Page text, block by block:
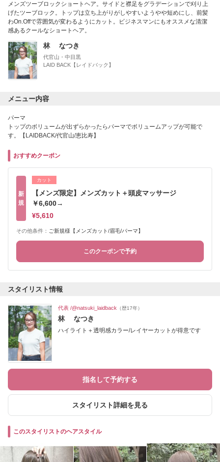
メンズツーブロックショートヘア。サイドと襟足をグラデーションで刈り上
げたツーブロック。トップは立ち上がりがしやすいようやや短めにし、前髪
わOn.Offで雰囲気が変わるようにカット。ビジネスマンにもオススメな清潔
感あるクールなショートヘア。
林 なつき
代官山・中目黒
LAID BACK【レイドバック】
メニュー内容
パーマ
トップのボリュームが出ずらかったらパーマでボリュームアップが可能で
す。【LAIDBACK/代官山/恵比寿】
おすすめクーポン
新
規
カット
【メンズ限定】メンズカット＋頭皮マッサージ
￥6,600→
¥5,610
その他条件： ご新規様【メンズカット/眉毛/パーマ】
このクーポンで予約
スタイリスト情報
代表 /@natsuki_laidback （歴17年）
林 なつき
ハイライト＋透明感カラー/レイヤーカットが得意です
指名して予約する
スタイリスト詳細を見る
このスタイリストのヘアスタイル